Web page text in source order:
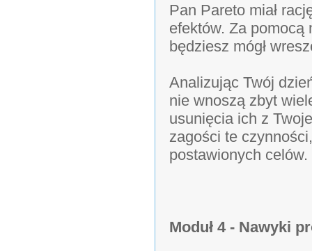
Pan Pareto miał
efektów. Za pomocą
będziesz mógł
Analizując Twój
nie wnoszą zbyt
usunięcia ich z
zagości te
postawionych celów.
Moduł 4 - Nawyki